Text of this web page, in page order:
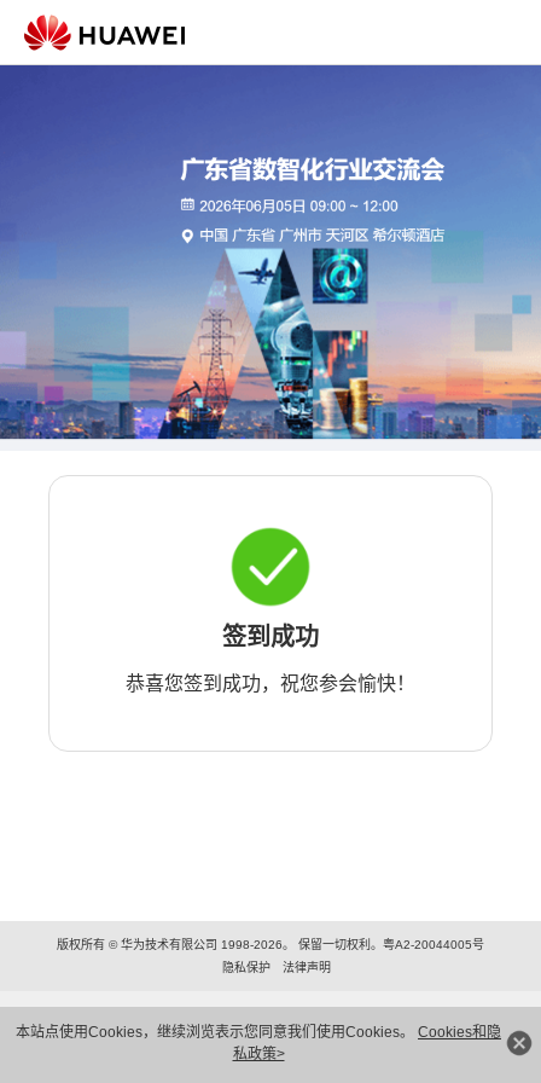
本站点使用Cookies，继续浏览表示您同意我们使用Cookies。 Cookies和隐
私政策>
签到成功
恭喜您签到成功，祝您参会愉快！
版权所有 © 华为技术有限公司 1998-2026。 保留一切权利。粤A2-20044005号
隐私保护
法律声明